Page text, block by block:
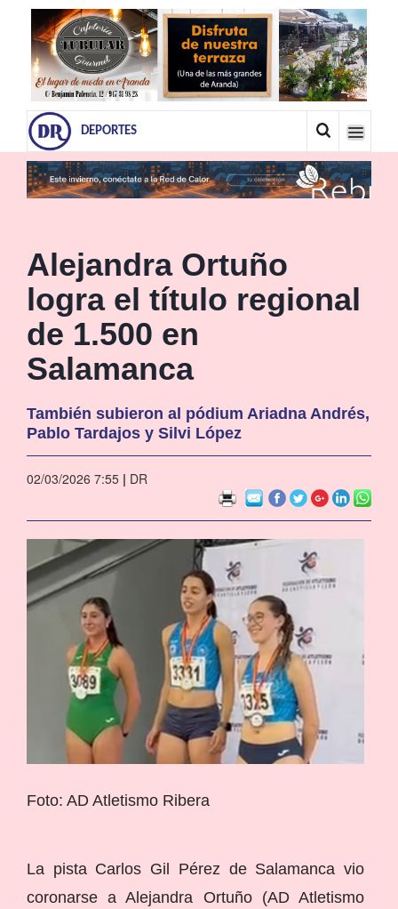
DEPORTES
Alejandra Ortuño
logra el título regional
de 1.500 en
Salamanca
También subieron al pódium Ariadna Andrés,
Pablo Tardajos y Silvi López
02/03/2026 7:55 | DR
Foto: AD Atletismo Ribera
La pista Carlos Gil Pérez de Salamanca vio
coronarse a Alejandra Ortuño (AD Atletismo